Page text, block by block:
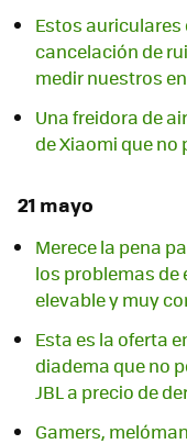
Estos auriculares
cancelación de
medir nuestros
Una freidora de
de Xiaomi que
21 mayo
Merece la pena
los problemas de
elevable y muy
Esta es la oferta
diadema que no
JBL a precio de
Gamers,